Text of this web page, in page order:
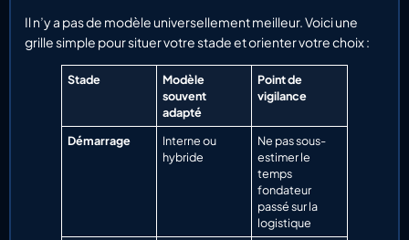
Il n’y a pas de modèle universellement meilleur. Voici une
grille simple pour situer votre stade et orienter votre choix :
Stade
Modèle
souvent
adapté
Point de
vigilance
Démarrage
Interne ou
hybride
Ne pas sous-
estimer le
temps
fondateur
passé sur la
logistique